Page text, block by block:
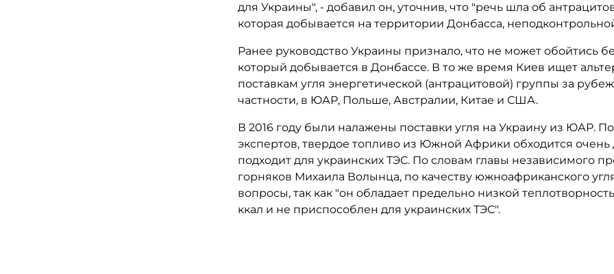
для Украины", - добавил он, уточнив, что "речь шла об
которая добывается на территории Донбасса,
Ранее руководство Украины признало, что не может обойтись
который добывается в Донбассе. В то же время Киев ищет
поставкам угля энергетической (антрацитовой) группы за
частности, в ЮАР, Польше, Австралии, Китае и США.
В 2016 году были налажены поставки угля на Украину из ЮАР.
экспертов, твердое топливо из Южной Африки обходится очень
подходит для украинских ТЭС. По словам главы независимого
горняков Михаила Волынца, по качеству южноафриканского
вопросы, так как "он обладает предельно низкой
ккал и не приспособлен для украинских ТЭС".